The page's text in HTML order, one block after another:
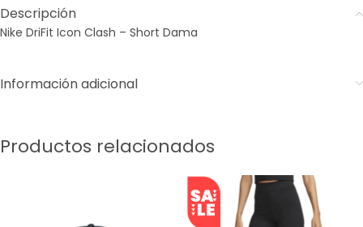
Descripción
Nike DriFit Icon Clash – Short Dama
Información adicional
Productos relacionados